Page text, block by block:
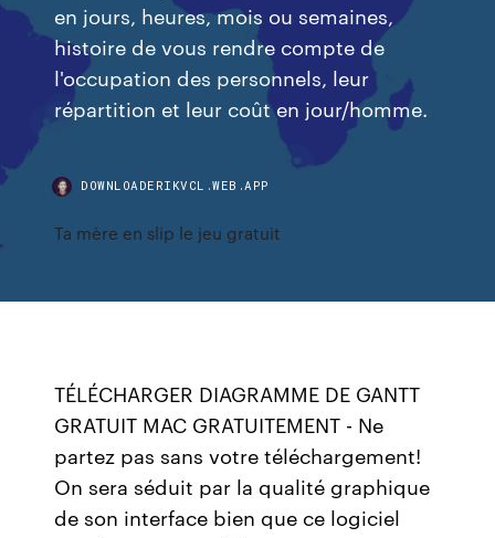
en jours, heures, mois ou semaines,
histoire de vous rendre compte de
l'occupation des personnels, leur
répartition et leur coût en jour/homme.
DOWNLOADERIKVCL.WEB.APP
Ta mère en slip le jeu gratuit
TÉLÉCHARGER DIAGRAMME DE GANTT
GRATUIT MAC GRATUITEMENT - Ne
partez pas sans votre téléchargement!
On sera séduit par la qualité graphique
de son interface bien que ce logiciel